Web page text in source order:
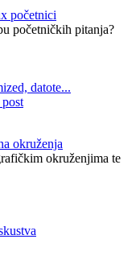
početnici
početničkih pitanja?
datote...
okruženja
okruženjima te